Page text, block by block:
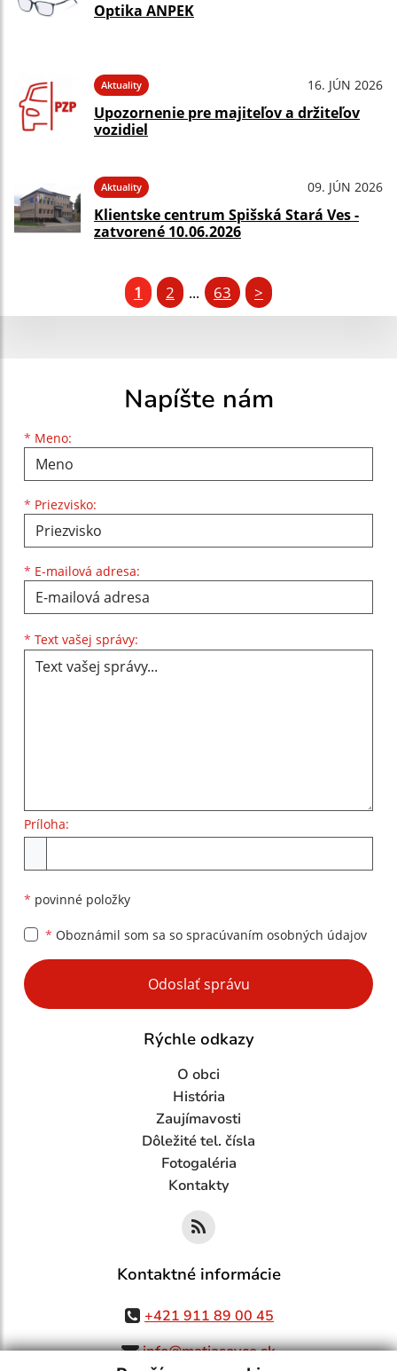
Optika ANPEK
Aktuality 16. JÚN 2026
Upozornenie pre majiteľov a držiteľov
vozidiel
Aktuality 09. JÚN 2026
Klientske centrum Spišská Stará Ves -
zatvorené 10.06.2026
1 2 ... 63 >
Napíšte nám
* Meno:
Meno
* Priezvisko:
Priezvisko
* E-mailová adresa:
E-mailová adresa
* Text vašej správy:
Príloha:
* povinné položky
* Oboznámil som sa so spracúvaním osobných údajov
Google reCaptcha Response
Odoslať správu
Rýchle odkazy
O obci
História
Zaujímavosti
Dôležité tel. čísla
Fotogaléria
Kontakty
Kontaktné informácie
+421 911 89 00 45
info@matiasovce.sk